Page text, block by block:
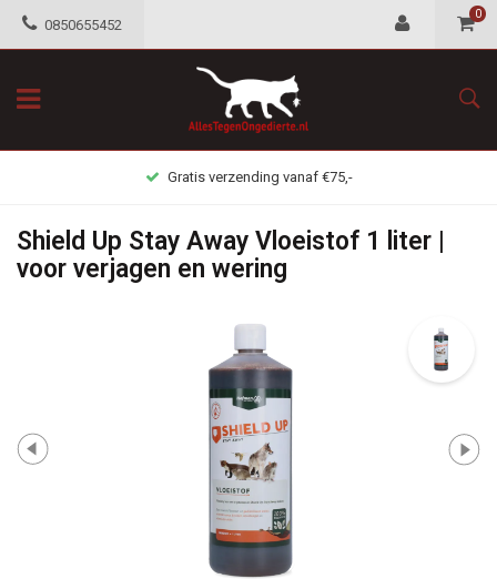
0850655452
0
Gratis verzending vanaf €75,-
Shield Up Stay Away Vloeistof 1 liter |
voor verjagen en wering